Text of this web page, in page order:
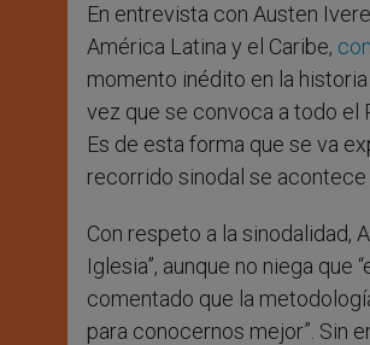
En entrevista con Austen
América Latina y el Caribe,
momento inédito en la
vez que se convoca a todo el
Es de esta forma que se va
recorrido sinodal se
Con respeto a la sinodalidad,
Iglesia”, aunque no niega
comentado que la
para conocernos mejor”. Sin